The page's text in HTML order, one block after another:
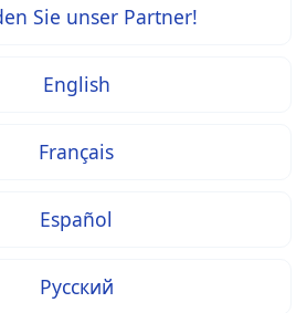
Sie unser Partner!
English
Français
Español
Русский